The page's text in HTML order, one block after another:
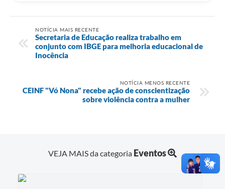
NOTÍCIA MAIS RECENTE
Secretaria de Educação realiza trabalho em
conjunto com IBGE para melhoria educacional de
Inocência
NOTÍCIA MENOS RECENTE
CEINF "Vó Nona" recebe ação de conscientização
sobre violência contra a mulher
VEJA MAIS da categoria Eventos